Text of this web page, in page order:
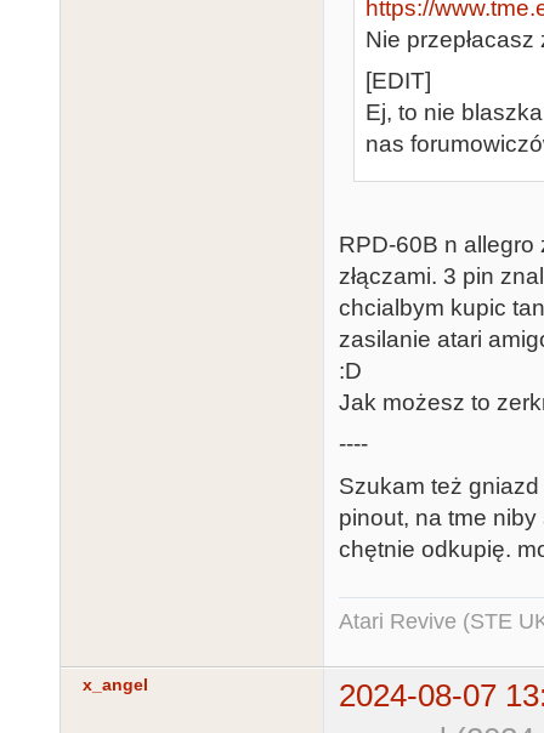
https://
Nie
[EDIT]
Ej, to nie
nas
RPD-60B n
złączami. 3 pin
chcialbym kupic
zasilanie atari
:D
Jak możesz to
----
Szukam też
pinout, na tme
chętnie odkupię.
Atari Revive (STE
x_angel
2024-08-07